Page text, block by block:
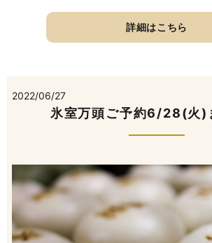
詳細はこちら
2022/06/27
氷室万頭ご予約6/28(火)